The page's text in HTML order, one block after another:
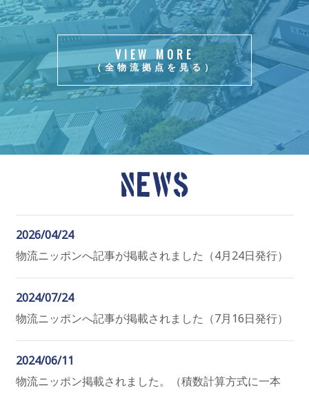
VIEW MORE
（全物流拠点を見る）
2026/04/24
物流ニッポンへ記事が掲載されました（4月24日発行）
2024/07/24
物流ニッポンへ記事が掲載されました（7月16日発行）
2024/06/11
物流ニッポン掲載されました。（積数計算方式に一本